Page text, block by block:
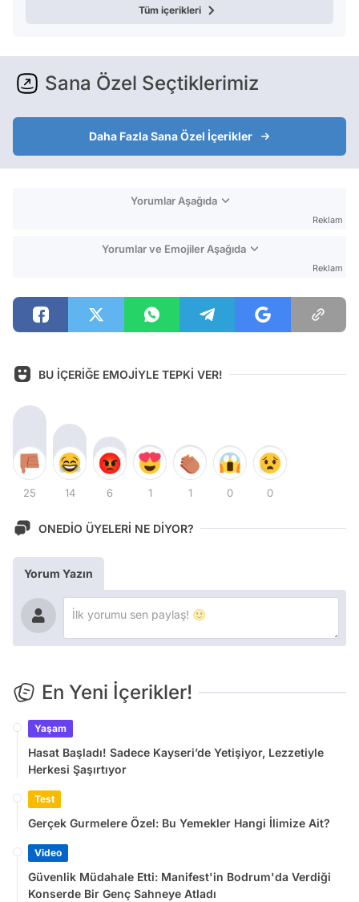
Tüm içerikleri
Sana Özel Seçtiklerimiz
Daha Fazla Sana Özel İçerikler
Yorumlar Aşağıda
Reklam
Yorumlar ve Emojiler Aşağıda
Reklam
BU İÇERİĞE EMOJİYLE TEPKİ VER!
25 14 6 1 1 0 0
ONEDİO ÜYELERİ NE DİYOR?
Yorum Yazın
En Yeni İçerikler!
Yaşam
Hasat Başladı! Sadece Kayseri’de Yetişiyor, Lezzetiyle
Herkesi Şaşırtıyor
Test
Gerçek Gurmelere Özel: Bu Yemekler Hangi İlimize Ait?
Video
Güvenlik Müdahale Etti: Manifest'in Bodrum'da Verdiği
Konserde Bir Genç Sahneye Atladı